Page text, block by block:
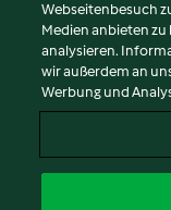
Disclaimer
Impressum
Cookies
Abo kündigen
Webseitenbesuch
Medien anbieten
analysieren.
wir außerdem an
Werbung und